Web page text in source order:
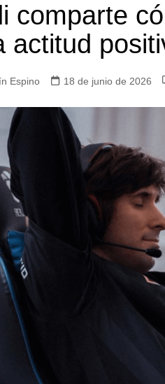
comparte
actitud
Espino 18 de junio de 2026